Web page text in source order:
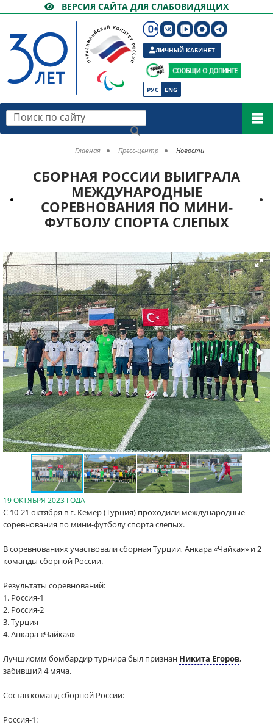
ВЕРСИЯ САЙТА ДЛЯ СЛАБОВИДЯЩИХ
РУС ENG
ЛИЧНЫЙ КАБИНЕТ
Поиск по сайту
Главная Пресс-центр Новости
СБОРНАЯ РОССИИ ВЫИГРАЛА
МЕЖДУНАРОДНЫЕ
СОРЕВНОВАНИЯ ПО МИНИ-
ФУТБОЛУ СПОРТА СЛЕПЫХ
19 ОКТЯБРЯ 2023 ГОДА
С 10-21 октября в г. Кемер (Турция) проходили международные
соревнования по мини-футболу спорта слепых.
В соревнованиях участвовали сборная Турции, Анкара «Чайкая» и 2
команды сборной России.
Результаты соревнований:
1. Россия-1
2. Россия-2
3. Турция
4. Анкара «Чайкая»
Лучшиомм бомбардир турнира был признан Никита Егоров,
забивший 4 мяча.
Состав команд сборной России:
Россия-1: